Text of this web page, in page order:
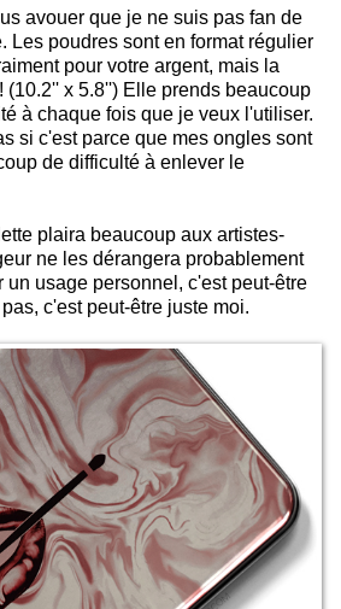
avouer que je ne suis pas fan de
Les poudres sont en format régulier
pour votre argent, mais la
(10.2'' x 5.8'') Elle prends beaucoup
à chaque fois que je veux l'utiliser.
si c'est parce que mes ongles sont
de difficulté à enlever le
plaira beaucoup aux artistes-
ne les dérangera probablement
un usage personnel, c'est peut-être
c'est peut-être juste moi.